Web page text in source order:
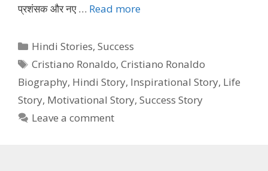
प्रशंसक और नए … Read more
Categories
Hindi Stories,Success
Tags
Cristiano Ronaldo,Cristiano Ronaldo
Biography, Hindi Story, Inspirational Story, Life
Story, Motivational Story, Success Story
Leave a comment